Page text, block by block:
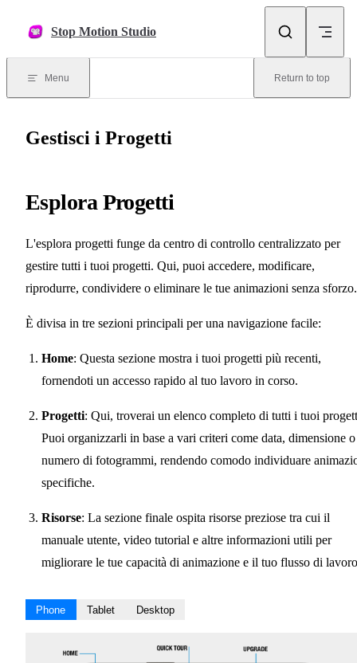
Stop Motion Studio
Menu Return to top
Gestisci i Progetti
Esplora Progetti
L'esplora progetti funge da centro di controllo centralizzato per
gestire tutti i tuoi progetti. Qui, puoi accedere, modificare,
riprodurre, condividere o eliminare le tue animazioni senza sforzo.
È divisa in tre sezioni principali per una navigazione facile:
Home: Questa sezione mostra i tuoi progetti più recenti,
fornendoti un accesso rapido al tuo lavoro in corso.
Progetti: Qui, troverai un elenco completo di tutti i tuoi
Puoi organizzarli in base a vari criteri come data, dimensione o
numero di fotogrammi, rendendo comodo individuare
specifiche.
Risorse: La sezione finale ospita risorse preziose tra cui il
manuale utente, video tutorial e altre informazioni utili per
migliorare le tue capacità di animazione e il tuo flusso di
Phone Tablet Desktop